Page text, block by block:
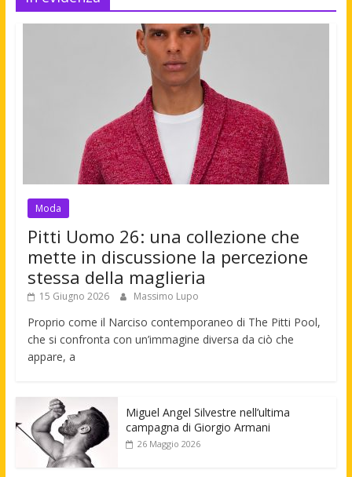
Moda
Pitti Uomo 26: una collezione che
mette in discussione la percezione
stessa della maglieria
15 Giugno 2026 Massimo Lupo
Proprio come il Narciso contemporaneo di The Pitti Pool,
che si confronta con un’immagine diversa da ciò che
appare, a
Miguel Angel Silvestre nell’ultima
campagna di Giorgio Armani
26 Maggio 2026